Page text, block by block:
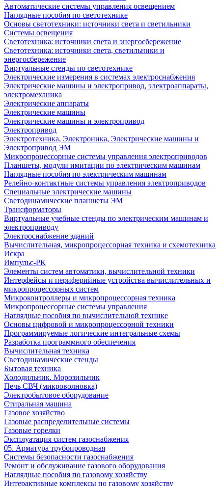
Автоматические системы управления освещением
Наглядные пособия по светотехнике
Основы светотехники: источники света и светильники
Системы освещения
Светотехника: источники света и энергосбережение
Светотехника: источники света, светильники и
энергосбережение
Виртуальные стенды по светотехнике
Электрические измерения в системах электроснабжения
Электрические машины и электропривод, электроаппараты,
электромеханика
Электрические аппараты
Электрические машины
Электрические машины и электропривод
Электропривод
Электротехника, Электроника, Электрические машины и
Электропривод ЭМ
Микропроцессорные системы управления электроприводов
Планшеты, модули имитации по электрическим машинам
Наглядные пособия по электрическим машинам
Релейно-контактные системы управления электроприводов
Специальные электрические машины
Светодинамические планшеты ЭМ
Трансформаторы
Виртуальные учебные стенды по электрическим машинам и
электроприводу
Электроснабжение зданий
Вычислительная, микропроцессорная техника и схемотехника
Искра
Импульс-РК
Элементы систем автоматики, вычислительной техники
Интерфейсы и периферийные устройства вычислительных и
микропроцессорных систем
Микроконтроллеры и микропроцессорная техника
Микропроцессорные системы управления
Наглядные пособия по вычислительной технике
Основы цифровой и микропроцессорной техники
Программируемые логические интегральные схемы
Разработка программного обеспечения
Вычислительная техника
Светодинамические стенды
Бытовая техника
Холодильник. Морозильник
Печь СВЧ (микроволновка)
Электробытовое оборудование
Стиральная машина
Газовое хозяйство
Газовые распределительные системы
Газовые горелки
Эксплуатация систем газоснабжения
05. Арматура трубопроводная
Системы безопасности газоснабжения
Ремонт и обслуживание газового оборудования
Наглядные пособия по газовому хозяйству
Интерактивные комплексы по газовому хозяйству